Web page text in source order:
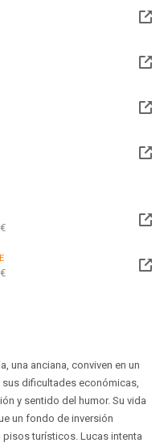
May 2027 (Quedan 9 meses)
May 2027 (Quedan 9 meses)
May 2027 (Quedan 9 meses)
May 2027 (Quedan 9 meses)
Ago 2026 (Quedan 8 días)
Ago 2026 (Quedan 8 días)
una anciana, conviven en un
dificultades económicas,
y sentido del humor. Su vida
un fondo de inversión
turísticos. Lucas intenta